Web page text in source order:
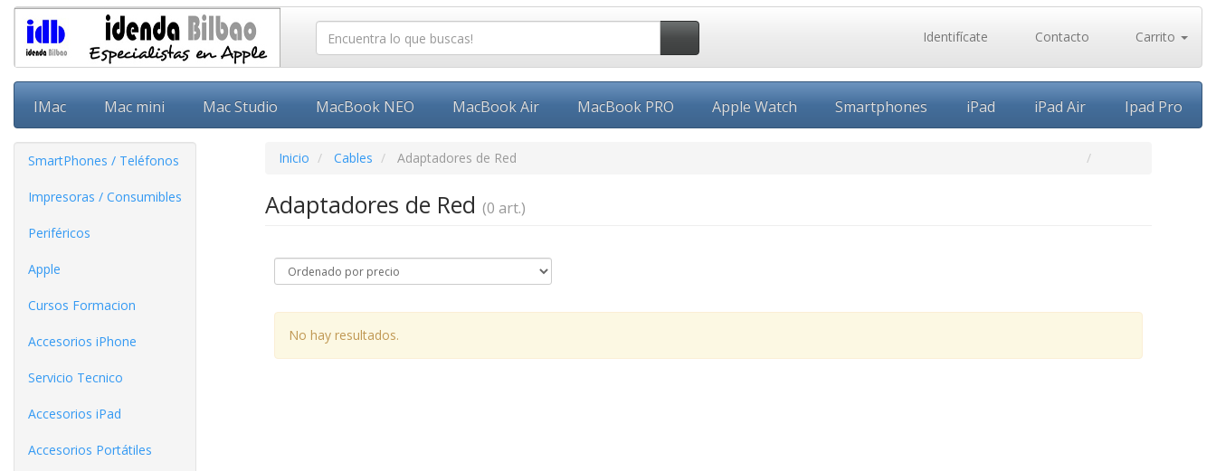
Identifícate Contacto Carrito
IMac Mac mini Mac Studio MacBook NEO MacBook Air MacBook PRO Apple Watch Smartphones iPad iPad Air Ipad Pro
SmartPhones / Teléfonos
Impresoras / Consumibles
Periféricos
Apple
Cursos Formacion
Accesorios iPhone
Servicio Tecnico
Accesorios iPad
Accesorios Portátiles
Inicio Cables Adaptadores de Red
Adaptadores de Red (0 art.)
No hay resultados.